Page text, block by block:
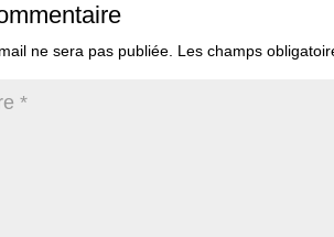
ne sera pas publiée. Les champs